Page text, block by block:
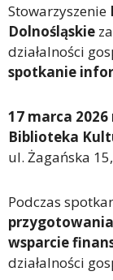
Stowarzyszenie
Dolnośląskie
działalności
spotkanie
17 marca
Biblioteka
ul. Żagańska
Podczas
wsparcie
działalności